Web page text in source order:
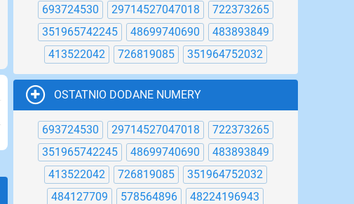
98 99 100 101 102 103 104 105 106
693724530 29714527047018
722373265
351965742245
48699740690
483893849
413522042
726819085 351964752032
OSTATNIO DODANE NUMERY
693724530 29714527047018
722373265
351965742245
48699740690
483893849
413522042
726819085
351964752032
484127709
578564896
48224196943